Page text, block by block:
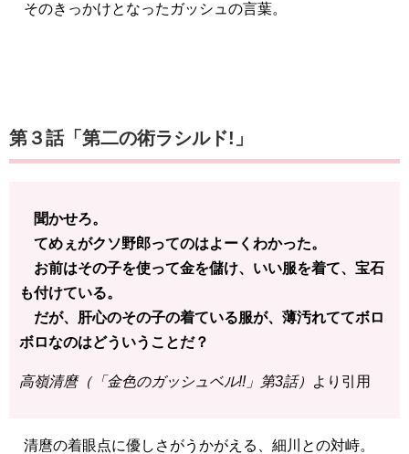
そのきっかけとなったガッシュの言葉。
第３話「第二の術ラシルド!」
聞かせろ。
てめぇがクソ野郎ってのはよーくわかった。
お前はその子を使って金を儲け、いい服を着て、宝石
も付けている。
だが、肝心のその子の着ている服が、薄汚れててボロ
ボロなのはどういうことだ？
高嶺清麿（「金色のガッシュベル!!」第3話） より引用
清麿の着眼点に優しさがうかがえる、細川との対峙。